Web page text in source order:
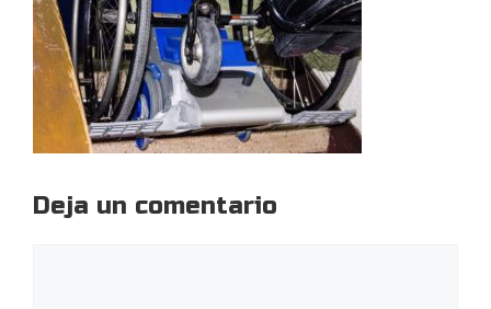
Deja un comentario